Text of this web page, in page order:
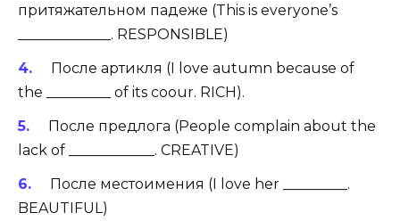
притяжательном падеже (This is everyone’s
_____________. RESPONSIBLE)
После артикля (I love autumn because of
the _________ of its coour. RICH).
После предлога (People complain about the
lack of ____________. CREATIVE)
После местоимения (I love her _________.
BEAUTIFUL)